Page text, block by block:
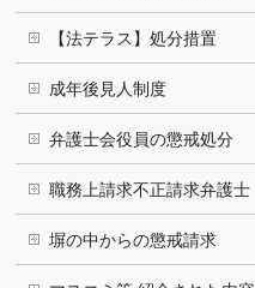
【法テラス】処分措置
成年後見人制度
弁護士会役員の懲戒処分
職務上請求不正請求弁護士
塀の中からの懲戒請求